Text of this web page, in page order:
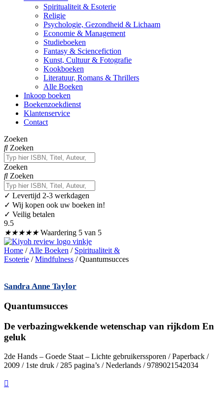
Spiritualiteit & Esoterie
Religie
Psychologie, Gezondheid & Lichaam
Economie & Management
Studieboeken
Fantasy & Sciencefiction
Kunst, Cultuur & Fotografie
Kookboeken
Literatuur, Romans & Thrillers
Alle Boeken
Inkoop boeken
Boekenzoekdienst
Klantenservice
Contact
Zoeken
Zoeken
Zoeken
Zoeken
✓ Levertijd 2-3 werkdagen
✓ Wij kopen ook uw boeken in!
✓ Veilig betalen
9.5
★★★★★ Waardering 5 van 5
Home / Alle Boeken / Spiritualiteit &
Esoterie /Mindfulness / Quantumsucces
Sandra Anne Taylor
Quantumsucces
De verbazingwekkende wetenschap van rijkdom En
geluk
2de Hands – Goede Staat – Lichte gebruikerssporen / Paperback /
2009 / 1ste druk / 285 pagina’s / Nederlands / 9789021542034